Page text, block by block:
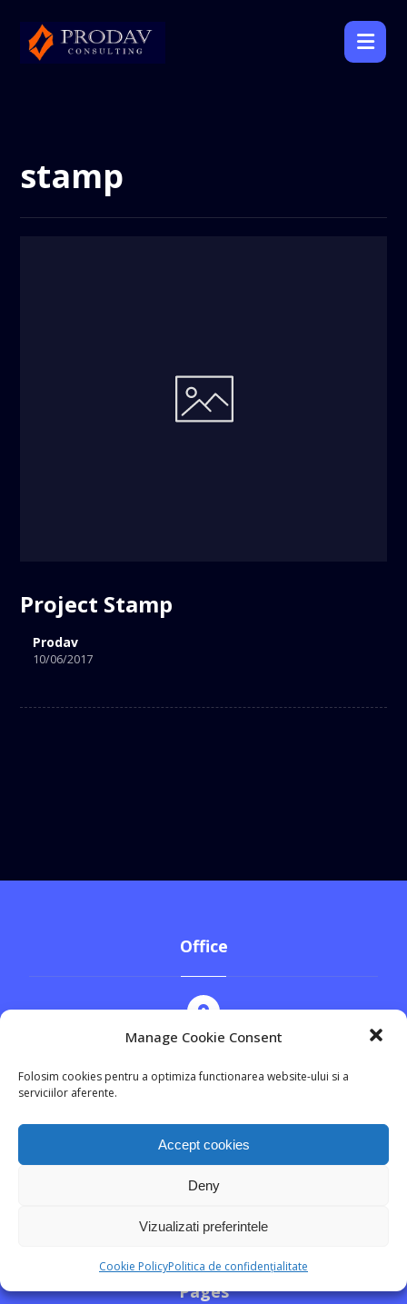
Manage Cookie Consent
Folosim cookies pentru a optimiza functionarea website-ului si a
serviciilor aferente.
Accept cookies
Deny
Vizualizati preferintele
Cookie PolicyPolitica de confidențialitate
stamp
Project Stamp
Prodav
10/06/2017
Office
Str. Cezar Bolliac, nr.8, Sector 3
Pages